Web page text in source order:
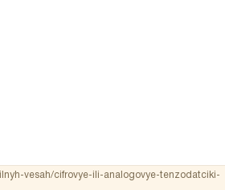
vesah/cifrovye-ili-analogovye-tenzodatciki-